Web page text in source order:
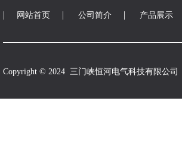
| 网站首页 | 公司简介 | 产品展示
Copyright © 2024 三门峡恒河电气科技有限公司